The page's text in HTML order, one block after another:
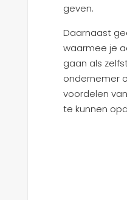
geven.
Daarnaast
waarmee je
gaan als
ondernemer
voordelen
te kunnen